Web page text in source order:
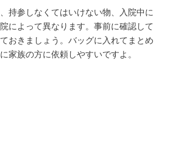
持参しなくてはいけない物、入院中に
によって異なります。事前に確認して
おきましょう。バッグに入れてまとめ
家族の方に依頼しやすいですよ。